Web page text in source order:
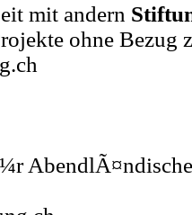
mit andern
ohne Bezug